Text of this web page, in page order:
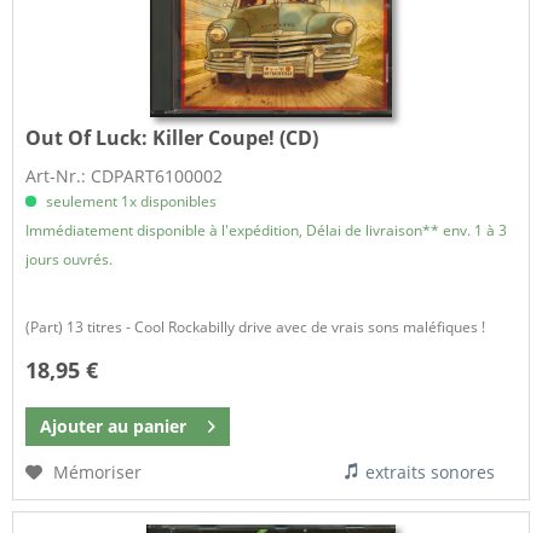
Out Of Luck: Killer Coupe! (CD)
Art-Nr.: CDPART6100002
seulement 1x disponibles
Immédiatement disponible à l'expédition, Délai de livraison** env. 1 à 3
jours ouvrés.
(Part) 13 titres - Cool Rockabilly drive avec de vrais sons maléfiques !
18,95 €
Ajouter au panier
Mémoriser
extraits sonores